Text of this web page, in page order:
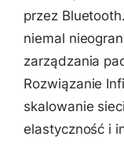
przez
niemal
zarządzania
Rozwiązanie
skalowanie
elastyczność i